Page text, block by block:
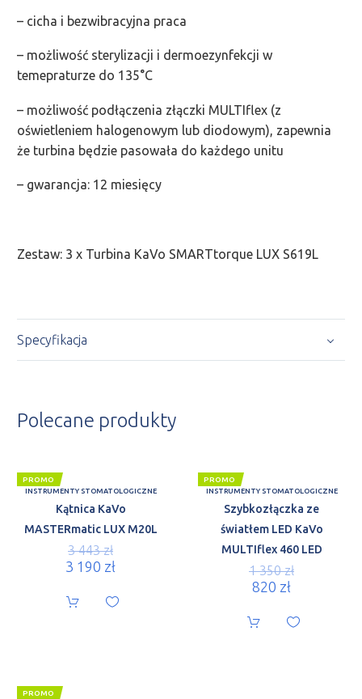
– cicha i bezwibracyjna praca
– możliwość sterylizacji i dermoezynfekcji w
temepraturze do 135°C
– możliwość podłączenia złączki MULTIflex (z
oświetleniem halogenowym lub diodowym), zapewnia
że turbina będzie pasowała do każdego unitu
– gwarancja: 12 miesięcy
Zestaw: 3 x Turbina KaVo SMARTtorque LUX S619L
Specyfikacja
Polecane produkty
PROMO
INSTRUMENTY STOMATOLOGICZNE
Kątnica KaVo
MASTERmatic LUX M20L
3 443zł
3 190 zł
PROMO
INSTRUMENTY STOMATOLOGICZNE
Szybkozłączka ze
światłem LED KaVo
MULTIflex 460 LED
1 350zł
820 zł
PROMO